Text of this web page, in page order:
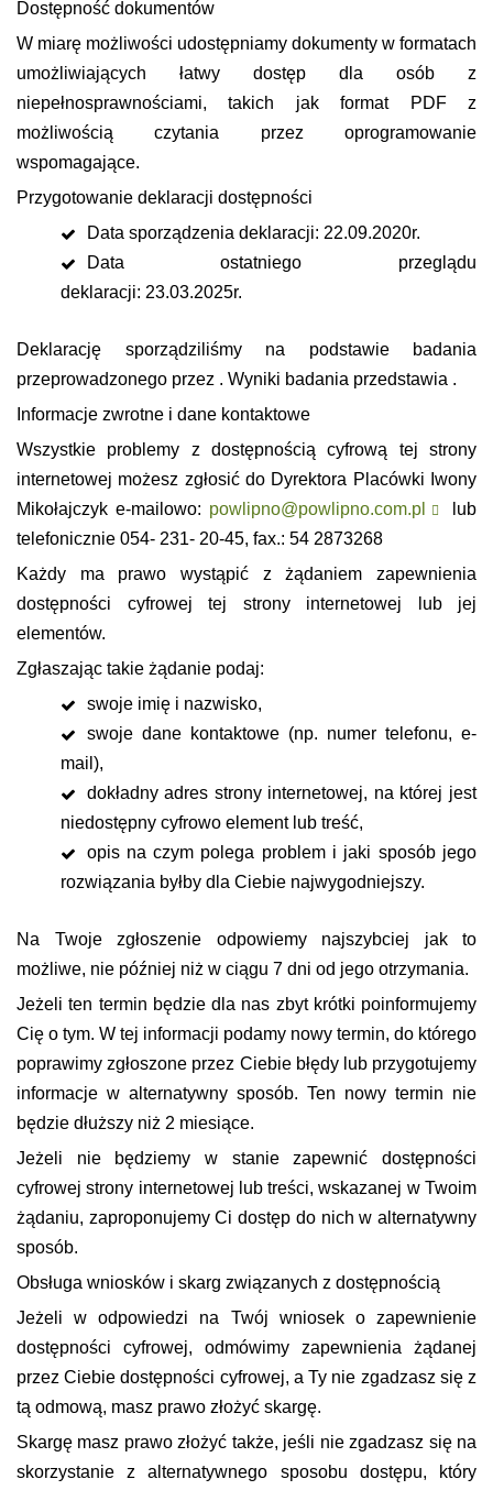
Dostępność dokumentów
W miarę możliwości udostępniamy dokumenty w formatach
umożliwiających łatwy dostęp dla osób z
niepełnosprawnościami, takich jak format PDF z
możliwością czytania przez oprogramowanie
wspomagające.
Przygotowanie deklaracji dostępności
Data sporządzenia deklaracji: 22.09.2020r.
Data ostatniego przeglądu
deklaracji: 23.03.2025r.
Deklarację sporządziliśmy na podstawie badania
przeprowadzonego przez . Wyniki badania przedstawia .
Informacje zwrotne i dane kontaktowe
Wszystkie problemy z dostępnością cyfrową tej strony
internetowej możesz zgłosić do Dyrektora Placówki Iwony
Mikołajczyk e-mailowo: powlipno@powlipno.com.pl
lub
telefonicznie 054- 231- 20-45, fax.: 54 2873268
Każdy ma prawo wystąpić z żądaniem zapewnienia
dostępności cyfrowej tej strony internetowej lub jej
elementów.
Zgłaszając takie żądanie podaj:
swoje imię i nazwisko,
swoje dane kontaktowe (np. numer telefonu, e-
mail),
dokładny adres strony internetowej, na której jest
niedostępny cyfrowo element lub treść,
opis na czym polega problem i jaki sposób jego
rozwiązania byłby dla Ciebie najwygodniejszy.
Na Twoje zgłoszenie odpowiemy najszybciej jak to
możliwe, nie później niż w ciągu 7 dni od jego otrzymania.
Jeżeli ten termin będzie dla nas zbyt krótki poinformujemy
Cię o tym. W tej informacji podamy nowy termin, do którego
poprawimy zgłoszone przez Ciebie błędy lub przygotujemy
informacje w alternatywny sposób. Ten nowy termin nie
będzie dłuższy niż 2 miesiące.
Jeżeli nie będziemy w stanie zapewnić dostępności
cyfrowej strony internetowej lub treści, wskazanej w Twoim
żądaniu, zaproponujemy Ci dostęp do nich w alternatywny
sposób.
Obsługa wniosków i skarg związanych z dostępnością
Jeżeli w odpowiedzi na Twój wniosek o zapewnienie
dostępności cyfrowej, odmówimy zapewnienia żądanej
przez Ciebie dostępności cyfrowej, a Ty nie zgadzasz się z
tą odmową, masz prawo złożyć skargę.
Skargę masz prawo złożyć także, jeśli nie zgadzasz się na
skorzystanie z alternatywnego sposobu dostępu, który